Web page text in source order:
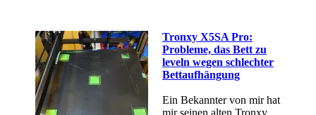
Tronxy X5SA Pro:
Probleme, das Bett zu
leveln wegen schlechter
Bettaufhängung
Ein Bekannter von mir hat
mir seinen alten Tronxy